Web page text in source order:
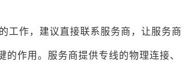
工作，建议直接联系服务商，让服务商
作用。服务商提供专线的物理连接、